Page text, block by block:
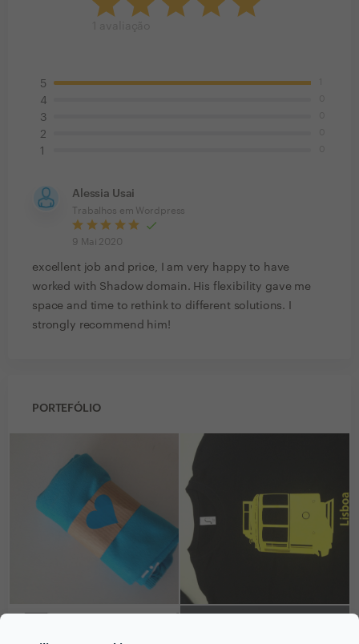
5
4
3
2
1
Alessia Usai
Trabalhos em Wordpress
9 Mai 2020
excellent job and price, I am very happy to have
worked with Shadow domain. His flexibility gave me
space and time to rethink to different solutions. I
strongly recommend him!
PORTEFÓLIO